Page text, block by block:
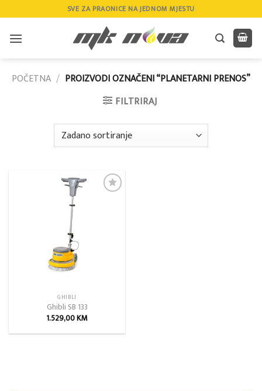
to
content
SVE ZA PRAONICE NA JEDNOM MJESTU
POČETNA / PROIZVODI OZNAČENI “PLANETARNI PRENOS”
FILTRIRAJ
GHIBLI
Ghibli SB 133
1.529,00KM